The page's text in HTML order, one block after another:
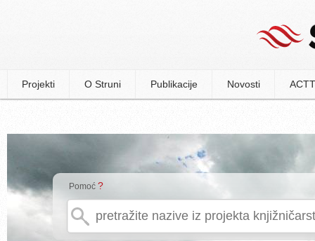
Projekti O Struni Publikacije Novosti
Pomoć ?